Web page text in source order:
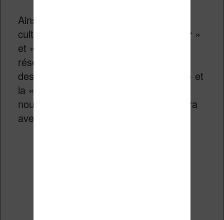
Ainsi, on retrouve certaines collections
cultes comme les «
Présence du futur»
et «
réservées aux chineurs… Il y a même
des livres de la «
» et
la «
nous replonger en enfance (ou qu’on lira
avec plaisir à nos enfants !).